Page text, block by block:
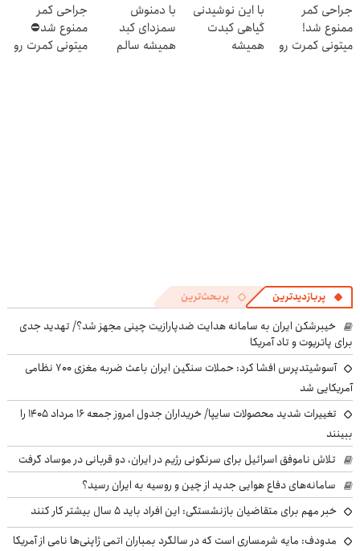
کبدی55%تخفیف
جراحی کمر
ممنوع شد!
میتونی کمرت رو
با این نوشیدنی
گیاهی کبدت
همیشه
با دمنوش
سمزدای کبد
همیشه سالم
جراحی کمر
ممنوع شد⛔
میتونی کمرت رو
پربازدیدترین پربحث‌ترین
خیبرشکن ایران به سامانه هدایت ضدپارازیت چینی مجهز شد؟/ تهدید جدی
برای پاتریوت و تاد آمریکا
آسوشیتدپرس افشا کرد: حملات سنگین ایران باعث ضربه مغزی ۷۰۰ نظامی
آمریکایی شد
تغییرات شدید محصولات سایپا/ خریداران جدول امروز جمعه ۱۶ مرداد ۱۴۰۵ را
ببینند
تلاش ناموفق اسرائیل برای سرنگونی رژیم در ایران، دو قربانی در موساد گرفت
سامانه‌های دفاع هوایی جدید از چین و روسیه به ایران رسید؟
خبر مهم برای متقاضیان بازنشستگی: این افراد باید ۵ سال بیشتر کار کنند
مدودف: مایه شرمساری است که در سالگرد بمباران اتمی ژاپنی‌ها نامی از آمریکا